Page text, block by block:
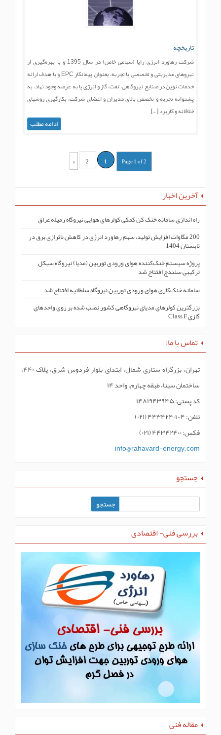
تاریخچه
شرکت رهاورد انرژی رایا (سهامی خاص) در سال 1395 و با بهره‌گیری از
نیروهای مدیریتی و تخصصی با تجربه، بعنوان پیمانکار EPC و با هدف ارائه
خدمات نوین در صنایع نیروگاهی، نفت، گاز و انرژی پا به عرصه وجود نهاد. به
پشتوانه تجربه و تخصص بالای مدیران و اعضای شرکت، بکارگیری روشهای
خلاقانه و کاربرد […]
ادامه مطلب
Page 1 of 2
1
2
»
آخرین اخبار
راه اندازی سامانه خنک کن کمکی کولرهای هوایی نیروگاه رمیله عراق
200 مگاوات افزایش تولید، سهم رهاورد انرژی در کاهش ناترازی برق در
تابستان 1404
پروژه سیستم خنک‌کنندە هوای ورودی توربین (مدیا) نیروگاه سیکل
ترکیبی سنندج افتتاح شد
سامانه خنک‌کاری هوای ورودی توربین نیروگاه سلطانیه افتتاح شد
بزرگترین کولرهای مدیای نیروگاهی کشور نصب شده بر روی واحدهای
گازی Class F
تماس با ما:
تهران، بزرگراه ستاری شمال، ابتدای بلوار فردوس شرق، پلاک ۴۴۰،
ساختمان سینا، طبقه چهارم، واحد ۱۴
کد پستی: ۱۴۸۱۹۴۳۹۴۵
تلفن: ۴-۴۴۳۴۲۴۰۱ (۰۲۱)
فکس: ۴۴۳۴۲۴۰۰ (۰۲۱)
info@rahavard-energy.com
جستجو
بررسی فنی- اقتصادی
مقاله فنی